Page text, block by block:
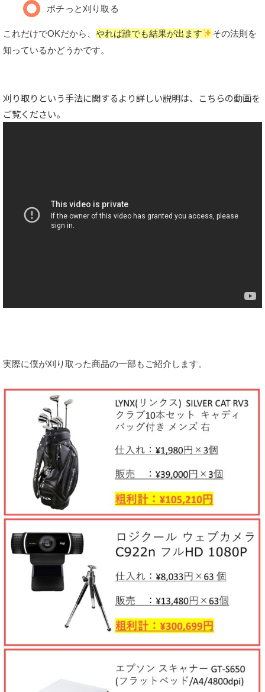
ポチっと刈り取る
これだけでOKだから、 やれば誰でも結果が出ます
その法則を
知っているかどうかです。
刈り取りという手法に関するより詳しい説明は、こちらの動画を
ご覧ください。
実際に僕が刈り取った商品の一部もご紹介します。